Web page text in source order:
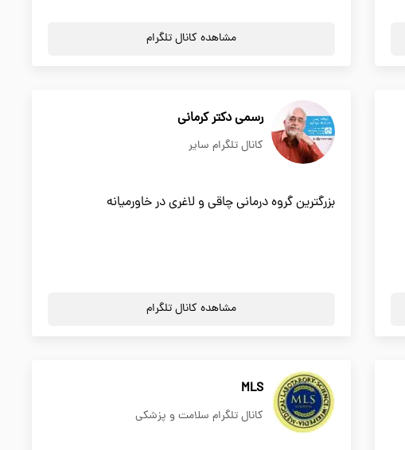
مشاهده کانال تلگرام
رسمی دکتر کرمانی
کانال تلگرام سایر
بزرگترین گروه درمانی چاقی و لاغری در خاورمیانه
مشاهده کانال تلگرام
MLS
کانال تلگرام سلامت و پزشکی